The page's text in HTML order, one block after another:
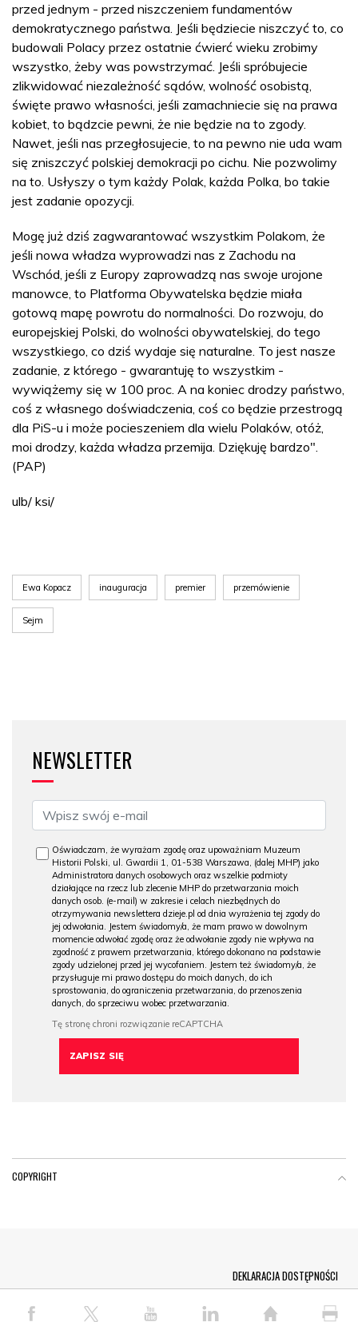
przed jednym - przed niszczeniem fundamentów
demokratycznego państwa. Jeśli będziecie niszczyć to, co
budowali Polacy przez ostatnie ćwierć wieku zrobimy
wszystko, żeby was powstrzymać. Jeśli spróbujecie
zlikwidować niezależność sądów, wolność osobistą,
święte prawo własności, jeśli zamachniecie się na prawa
kobiet, to bądzcie pewni, że nie będzie na to zgody.
Nawet, jeśli nas przegłosujecie, to na pewno nie uda wam
się zniszczyć polskiej demokracji po cichu. Nie pozwolimy
na to. Usłyszy o tym każdy Polak, każda Polka, bo takie
jest zadanie opozycji.
Mogę już dziś zagwarantować wszystkim Polakom, że
jeśli nowa władza wyprowadzi nas z Zachodu na
Wschód, jeśli z Europy zaprowadzą nas swoje urojone
manowce, to Platforma Obywatelska będzie miała
gotową mapę powrotu do normalności. Do rozwoju, do
europejskiej Polski, do wolności obywatelskiej, do tego
wszystkiego, co dziś wydaje się naturalne. To jest nasze
zadanie, z którego - gwarantuję to wszystkim -
wywiążemy się w 100 proc. A na koniec drodzy państwo,
coś z własnego doświadczenia, coś co będzie przestrogą
dla PiS-u i może pocieszeniem dla wielu Polaków, otóż,
moi drodzy, każda władza przemija. Dziękuję bardzo".
(PAP)
ulb/ ksi/
Ewa Kopacz inauguracja premier przemówienie
Sejm
NEWSLETTER
Oświadczam, że wyrażam zgodę oraz upoważniam Muzeum
Historii Polski, ul. Gwardii 1, 01-538 Warszawa, (dalej MHP) jako
Administratora danych osobowych oraz wszelkie podmioty
działające na rzecz lub zlecenie MHP do przetwarzania moich
danych osob. (e-mail) w zakresie i celach niezbędnych do
otrzymywania newslettera dzieje.pl od dnia wyrażenia tej zgody do
jej odwołania. Jestem świadomy/a, że mam prawo w dowolnym
momencie odwołać zgodę oraz że odwołanie zgody nie wpływa na
zgodność z prawem przetwarzania, którego dokonano na podstawie
zgody udzielonej przed jej wycofaniem. Jestem też świadomy/a, że
przysługuje mi prawo dostępu do moich danych, do ich
sprostowania, do ograniczenia przetwarzania, do przenoszenia
danych, do sprzeciwu wobec przetwarzania.
COPYRIGHT
© COPYRIGHT PAP 2026
DEKLARACJA DOSTĘPNOŚCI